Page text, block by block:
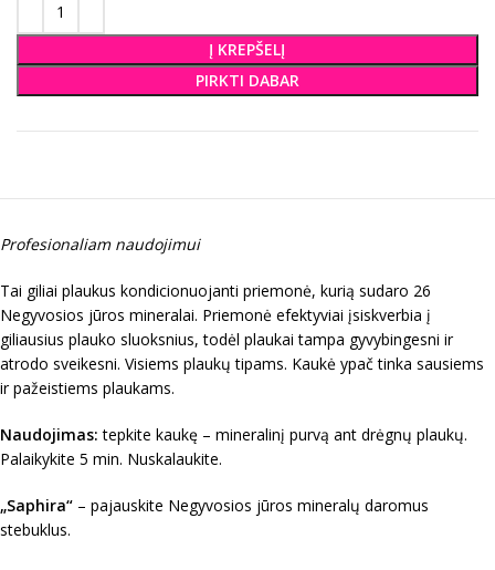
Į KREPŠELĮ
PIRKTI DABAR
Profesionaliam naudojimui
Tai giliai plaukus kondicionuojanti priemonė, kurią sudaro 26
Negyvosios jūros mineralai. Priemonė efektyviai įsiskverbia į
giliausius plauko sluoksnius, todėl plaukai tampa gyvybingesni ir
atrodo sveikesni. Visiems plaukų tipams. Kaukė ypač tinka sausiems
ir pažeistiems plaukams.
Naudojimas: tepkite kaukę – mineralinį purvą ant drėgnų plaukų.
Palaikykite 5 min. Nuskalaukite.
„Saphira“ – pajauskite Negyvosios jūros mineralų daromus
stebuklus.